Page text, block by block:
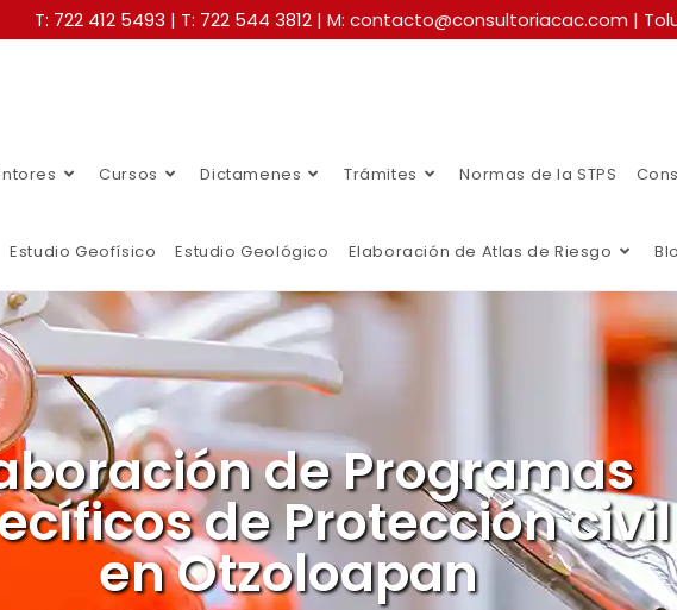
T: 722 412 5493 | T: 722 544 3812 | M: contacto@consultoriacac.com |
Cursos Dictamenes Trámites Normas de la STPS
Estudio Geofísico Estudio Geológico Elaboración de Atlas de Riesgo
de Programas
de Protección civil
en Otzoloapan